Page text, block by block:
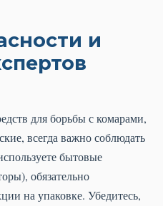
и
для борьбы с комарами,
всегда важно соблюдать
бытовые
обязательно
на упаковке. Убедитесь,